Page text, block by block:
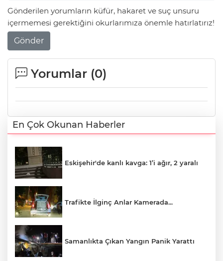
Gönderilen yorumların küfür, hakaret ve suç unsuru
içermemesi gerektiğini okurlarımıza önemle hatırlatırız!
Gönder
Yorumlar (0)
En Çok Okunan Haberler
Eskişehir'de kanlı kavga: 1’i ağır, 2 yaralı
Trafikte İlginç Anlar Kamerada...
Samanlıkta Çıkan Yangın Panik Yarattı